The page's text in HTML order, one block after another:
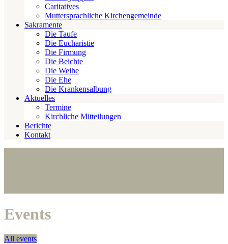
Caritatives
Muttersprachliche Kirchengemeinde
Sakramente
Die Taufe
Die Eucharistie
Die Firmung
Die Beichte
Die Weihe
Die Ehe
Die Krankensalbung
Aktuelles
Termine
Kirchliche Mitteilungen
Berichte
Kontakt
Events
All events